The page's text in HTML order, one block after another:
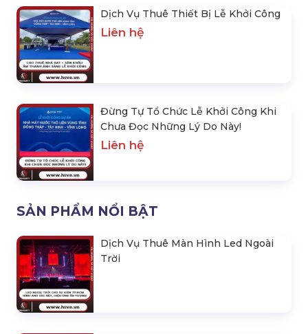
Dịch Vụ Thuê Thiết Bị Lễ Khởi Công
Liên hệ
Đừng Tự Tổ Chức Lễ Khởi Công Khi
Chưa Đọc Những Lý Do Này!
Liên hệ
SẢN PHẨM NỔI BẬT
Dịch Vụ Thuê Màn Hình Led Ngoài
Trời